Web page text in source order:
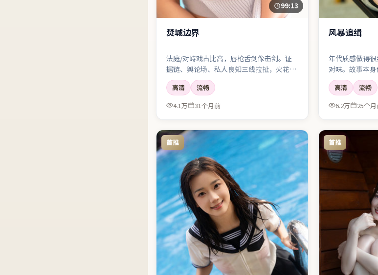
99:13
焚城边界
法庭/对峙戏占比高，唇枪舌剑像击剑。证
据链、舆论场、私人良知三线拉扯，火花四
溅。
高清
流畅
4.1万
31个月前
风暴追缉
年代质感做得
对味。故事本
会切片。
高清
流畅
6.2万
25个
首推 首推